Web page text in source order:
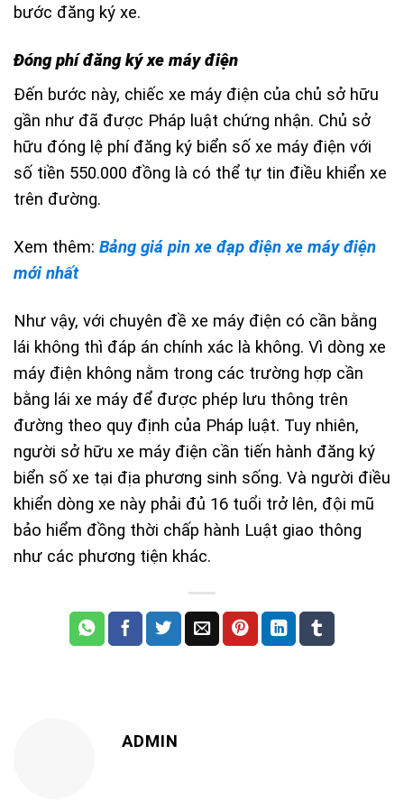
bước đăng ký xe.
Đóng phí đăng ký xe máy điện
Đến bước này, chiếc xe máy điện của chủ sở hữu
gần như đã được Pháp luật chứng nhận. Chủ sở
hữu đóng lệ phí đăng ký biển số xe máy điện với
số tiền 550.000 đồng là có thể tự tin điều khiển xe
trên đường.
Xem thêm: Bảng giá pin xe đạp điện xe máy điện
mới nhất
Như vậy, với chuyên đề xe máy điện có cần bằng
lái không thì đáp án chính xác là không. Vì dòng xe
máy điện không nằm trong các trường hợp cần
bằng lái xe máy để được phép lưu thông trên
đường theo quy định của Pháp luật. Tuy nhiên,
người sở hữu xe máy điện cần tiến hành đăng ký
biển số xe tại địa phương sinh sống. Và người điều
khiển dòng xe này phải đủ 16 tuổi trở lên, đội mũ
bảo hiểm đồng thời chấp hành Luật giao thông
như các phương tiện khác.
ADMIN